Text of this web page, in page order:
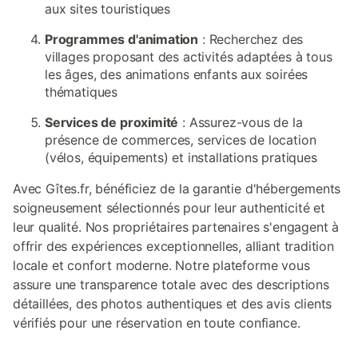
aux sites touristiques
Programmes d'animation : Recherchez des
villages proposant des activités adaptées à tous
les âges, des animations enfants aux soirées
thématiques
Services de proximité : Assurez-vous de la
présence de commerces, services de location
(vélos, équipements) et installations pratiques
Avec Gîtes.fr, bénéficiez de la garantie d'hébergements
soigneusement sélectionnés pour leur authenticité et
leur qualité. Nos propriétaires partenaires s'engagent à
offrir des expériences exceptionnelles, alliant tradition
locale et confort moderne. Notre plateforme vous
assure une transparence totale avec des descriptions
détaillées, des photos authentiques et des avis clients
vérifiés pour une réservation en toute confiance.